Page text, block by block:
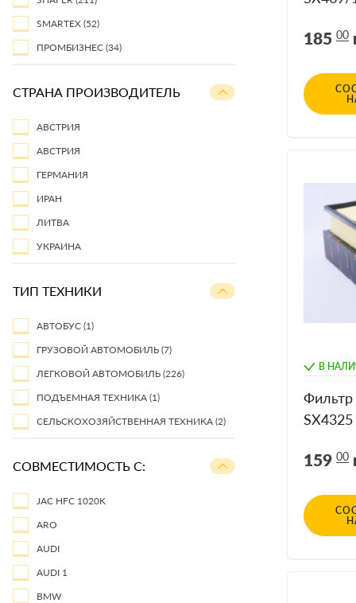
SMARTEX (52)
ПРОМБИЗНЕС (34)
СТРАНА ПРОИЗВОДИТЕЛЬ
АВСТРИЯ
АВСТРИЯ
ГЕРМАНИЯ
ИРАН
ЛИТВА
УКРАИНА
ТИП ТЕХНИКИ
АВТОБУС (1)
ГРУЗОВОЙ АВТОМОБИЛЬ (7)
ЛЕГКОВОЙ АВТОМОБИЛЬ (226)
ПОДЪЕМНАЯ ТЕХНИКА (1)
СЕЛЬСКОХОЗЯЙСТВЕННАЯ ТЕХНИКА (2)
СОВМЕСТИМОСТЬ С:
JAC HFC 1020K
ARO
AUDI
AUDI 1
BMW
185 00
В
Фильтр
Engine)
159 00